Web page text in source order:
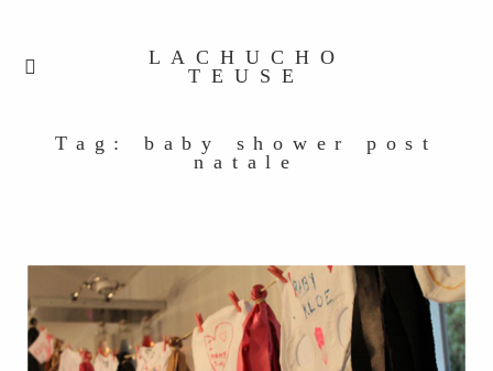
LACHUCHO
TEUSE
Tag: baby shower post
natale